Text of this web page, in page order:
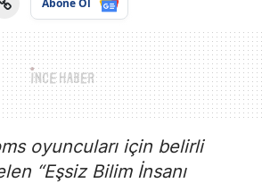
Abone Ol
oyuncuları için belirli
“Eşsiz Bilim İnsanı